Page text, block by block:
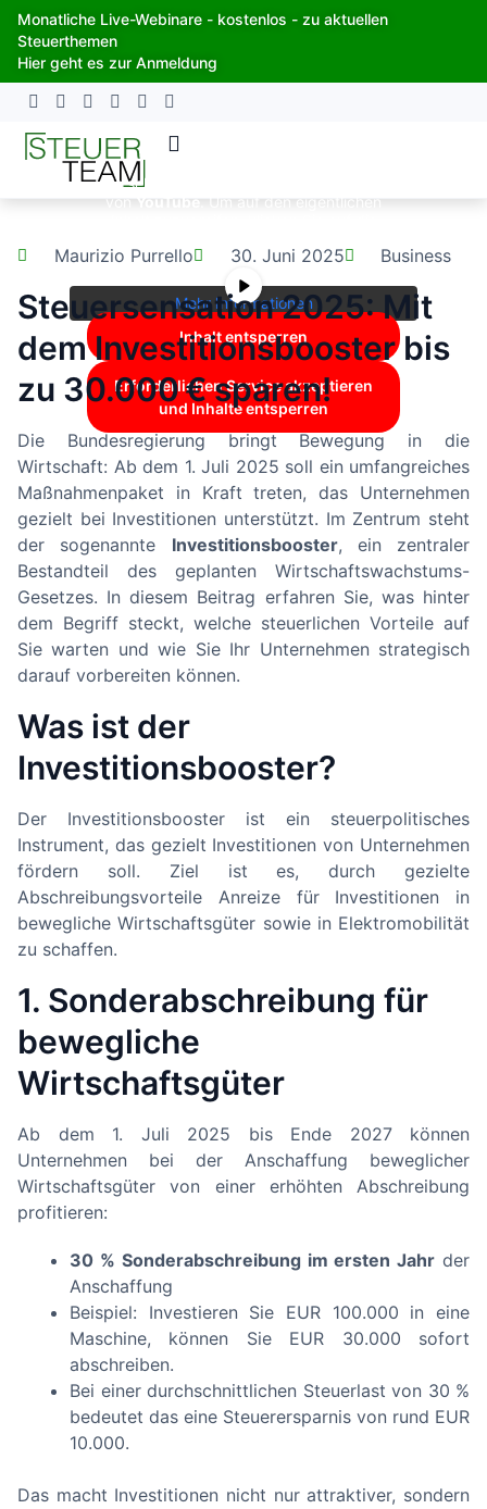
Zum
Inhalt
springen
Monatliche Live-Webinare - kostenlos - zu aktuellen
Steuerthemen
Hier geht es zur Anmeldung
Sie sehen gerade einen Platzhalterinhalt
vonYouTube. Um auf den eigentlichen
dass dabei Daten an Drittanbieter
weitergegeben werden.
Mehr Informationen
Inhalt entsperren
Erforderlichen Service akzeptieren
und Inhalte entsperren
Maurizio Purrello 30. Juni 2025 Business
Steuersensation 2025: Mit
dem Investitionsbooster bis
zu 30.000 € sparen!
Die Bundesregierung bringt Bewegung in die
Wirtschaft: Ab dem 1. Juli 2025 soll ein umfangreiches
Maßnahmenpaket in Kraft treten, das Unternehmen
gezielt bei Investitionen unterstützt. Im Zentrum steht
der sogenannte Investitionsbooster, ein zentraler
Bestandteil des geplanten Wirtschaftswachstums-
Gesetzes. In diesem Beitrag erfahren Sie, was hinter
dem Begriff steckt, welche steuerlichen Vorteile auf
Sie warten und wie Sie Ihr Unternehmen strategisch
darauf vorbereiten können.
Was ist der
Investitionsbooster?
Der Investitionsbooster ist ein steuerpolitisches
Instrument, das gezielt Investitionen von Unternehmen
fördern soll. Ziel ist es, durch gezielte
Abschreibungsvorteile Anreize für Investitionen in
bewegliche Wirtschaftsgüter sowie in Elektromobilität
zu schaffen.
1. Sonderabschreibung für
bewegliche
Wirtschaftsgüter
Ab dem 1. Juli 2025 bis Ende 2027 können
Unternehmen bei der Anschaffung beweglicher
Wirtschaftsgüter von einer erhöhten Abschreibung
profitieren:
30 % Sonderabschreibung im ersten Jahr der
Anschaffung
Beispiel: Investieren Sie EUR 100.000 in eine
Maschine, können Sie EUR 30.000 sofort
abschreiben.
Bei einer durchschnittlichen Steuerlast von 30 %
bedeutet das eine Steuerersparnis von rund EUR
10.000.
Das macht Investitionen nicht nur attraktiver, sondern